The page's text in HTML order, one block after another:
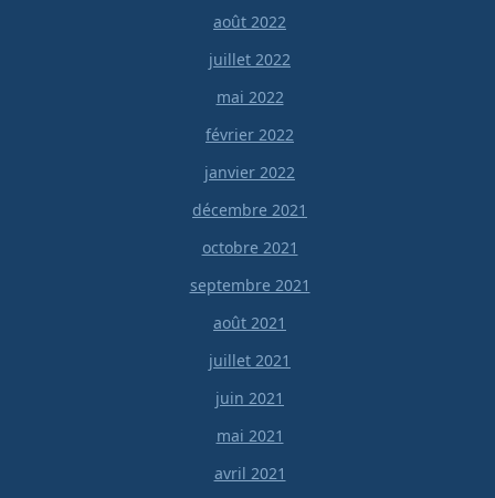
août 2022
juillet 2022
mai 2022
février 2022
janvier 2022
décembre 2021
octobre 2021
septembre 2021
août 2021
juillet 2021
juin 2021
mai 2021
avril 2021